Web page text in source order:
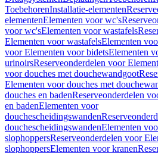
ToebehorenInstallatie-elementen
elementenElementen voor wc's
voor wc'sElementen voor wastafels
Elementen voor wastafelsElementen
voor Elementen voor bidetsElementen
urinoirsReserveonderdelen voor
voor douches met douchewandgoot
Elementen voor douches met
douches en badenReserveonderdelen
en badenElementen voor
douchescheidingswanden
douchescheidingswandenElementen
slophoppersReserveonderdelen voor
slophoppersElementen voor kranen